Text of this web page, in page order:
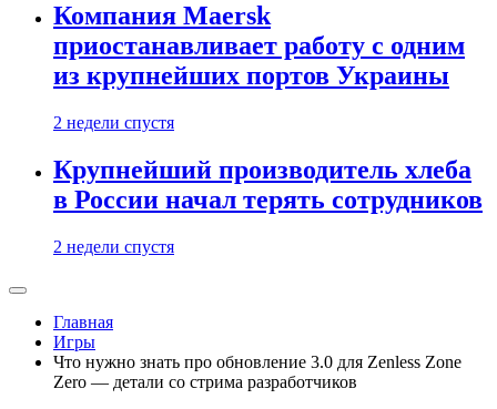
Компания Maersk
приостанавливает работу с одним
из крупнейших портов Украины
2 недели спустя
Крупнейший производитель хлеба
в России начал терять сотрудников
2 недели спустя
Главная
Игры
Что нужно знать про обновление 3.0 для Zenless Zone
Zero — детали со стрима разработчиков